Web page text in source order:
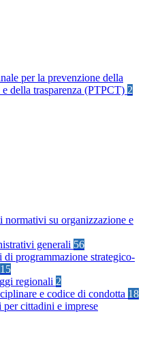
per la prevenzione della
della trasparenza (PTPCT) 2
normativi su organizzazione e
generali 56
di programmazione strategico-
15
regionali 2
e codice di condotta 18
cittadini e imprese